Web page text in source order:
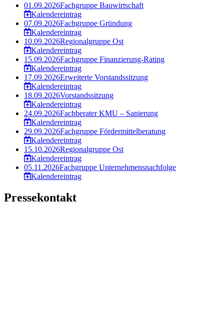
01.09.2026Fachgruppe Bauwirtschaft
Kalendereintrag
07.09.2026Fachgruppe Gründung
Kalendereintrag
10.09.2026Regionalgruppe Ost
Kalendereintrag
15.09.2026Fachgruppe Finanzierung-Rating
Kalendereintrag
17.09.2026Erweiterte Vorstandssitzung
Kalendereintrag
18.09.2026Vorstandssitzung
Kalendereintrag
24.09.2026Fachberater KMU – Sanierung
Kalendereintrag
29.09.2026Fachgruppe Fördermittelberatung
Kalendereintrag
15.10.2026Regionalgruppe Ost
Kalendereintrag
05.11.2026Fachgruppe Unternehmensnachfolge
Kalendereintrag
Pressekontakt